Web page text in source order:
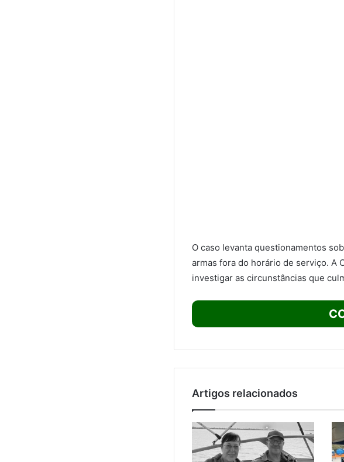
O caso levanta questionamentos
armas fora do horário de serviço. A
investigar as circunstâncias que
Artigos relacionados